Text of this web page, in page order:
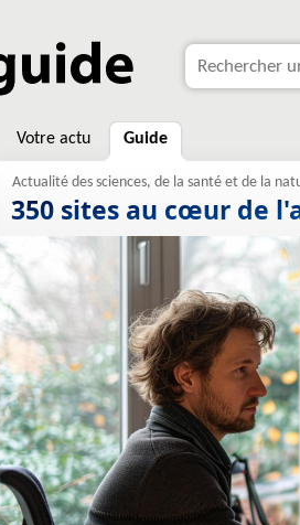
Votre actu Guide
350 sites au cœur de